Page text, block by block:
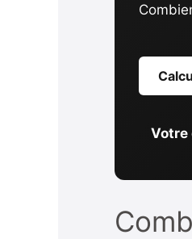
Votre